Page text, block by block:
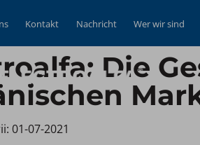
Kontakt Nachricht Wer wir sind
Die
01-07-2021